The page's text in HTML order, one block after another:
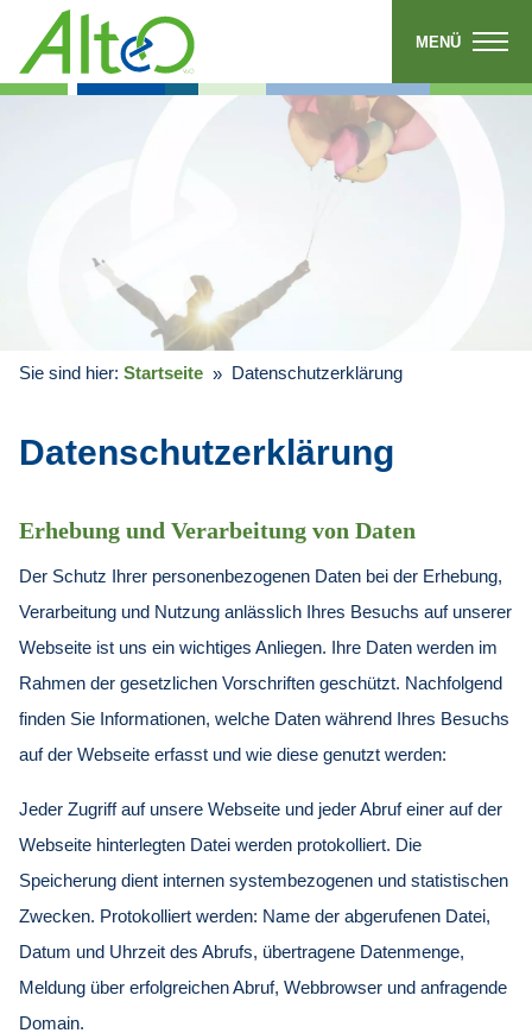
MENÜ
Sie sind hier: Startseite Datenschutzerklärung
Datenschutzerklärung
Erhebung und Verarbeitung von Daten
Der Schutz Ihrer personenbezogenen Daten bei der Erhebung,
Verarbeitung und Nutzung anlässlich Ihres Besuchs auf unserer
Webseite ist uns ein wichtiges Anliegen. Ihre Daten werden im
Rahmen der gesetzlichen Vorschriften geschützt. Nachfolgend
finden Sie Informationen, welche Daten während Ihres Besuchs
auf der Webseite erfasst und wie diese genutzt werden:
Jeder Zugriff auf unsere Webseite und jeder Abruf einer auf der
Webseite hinterlegten Datei werden protokolliert. Die
Speicherung dient internen systembezogenen und statistischen
Zwecken. Protokolliert werden: Name der abgerufenen Datei,
Datum und Uhrzeit des Abrufs, übertragene Datenmenge,
Meldung über erfolgreichen Abruf, Webbrowser und anfragende
Domain.